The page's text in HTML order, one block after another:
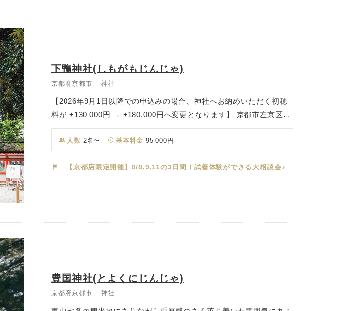
式が実現します。地域とともに歩んできた社として、人々に愛され続
下鴨神社(しもがもじんじゃ)
京都府京都市 │ 神社
【2026年9月1日以降での申込みの場合、神社へお納めいただく初穂
料が +130,000円 → +180,000円へ変更となります】 京都市左京区、
世界遺産にも登録されている賀茂御祖神社(かもみおやじんじゃ)。鴨
川の下流に祀られていることから通称「下鴨神社(しもがもじんじ
崇められ、国事や国民の幸福を祈願しています。古くから縁結びや子
されている格式高い「葵生殿」にて執り行われ、静謐な空気の中で斎
人数 2名〜 基本料金 95,000円
【京都店限定開催】8/8,9,11の3日間！試着体験ができる大相談会♪
豊国神社(とよくにじんじゃ)
京都府京都市 │ 神社